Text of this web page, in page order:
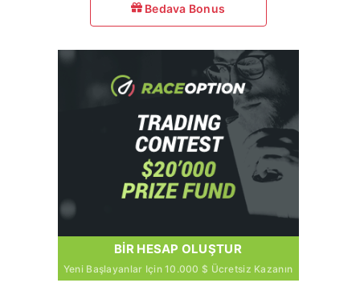
Bedava Bonus
BIR HESAP OLUŞTUR
Yeni Başlayanlar Için 10.000 $ Ücretsiz Kazanın